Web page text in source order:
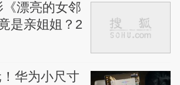
漂亮的女邻
是亲姐姐？2
华为小尺寸